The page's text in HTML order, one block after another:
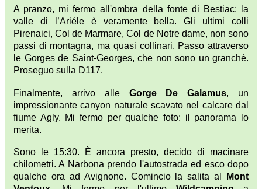
A pranzo, mi fermo all'ombra della fonte di Bestiac: la
valle di l’Ariéle è veramente bella. Gli ultimi colli
Pirenaici, Col de Marmare, Col de Notre dame, non sono
passi di montagna, ma quasi collinari. Passo attraverso
le Gorges de Saint-Georges, che non sono un granché.
Proseguo sulla D117.
Finalmente, arrivo alle Gorge De Galamus, un
impressionante canyon naturale scavato nel calcare dal
fiume Agly. Mi fermo per qualche foto: il panorama lo
merita.
Sono le 15:30. È ancora presto, decido di macinare
chilometri. A Narbona prendo l'autostrada ed esco dopo
qualche ora ad Avignone. Comincio la salita al
Mont